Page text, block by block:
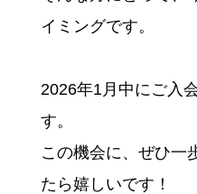
イミングです。
2026年1月中にご入
す。
この機会に、ぜひ一
たら嬉しいです！